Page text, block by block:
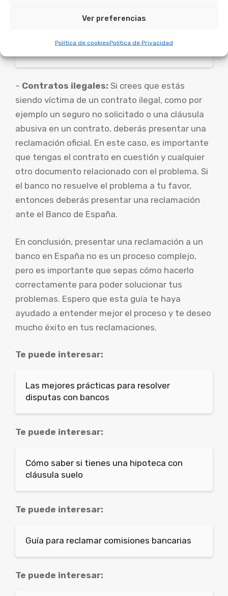
Ver preferencias
Política de cookiesPolítica de Privacidad
Te puede interesar:
– Contratos ilegales: Si crees que estás
siendo víctima de un contrato ilegal, como por
ejemplo un seguro no solicitado o una cláusula
abusiva en un contrato, deberás presentar una
reclamación oficial. En este caso, es importante
que tengas el contrato en cuestión y cualquier
otro documento relacionado con el problema. Si
el banco no resuelve el problema a tu favor,
entonces deberás presentar una reclamación
ante el Banco de España.
En conclusión, presentar una reclamación a un
banco en España no es un proceso complejo,
pero es importante que sepas cómo hacerlo
correctamente para poder solucionar tus
problemas. Espero que esta guía te haya
ayudado a entender mejor el proceso y te deseo
mucho éxito en tus reclamaciones.
Te puede interesar:
Las mejores prácticas para resolver
disputas con bancos
Te puede interesar:
Cómo saber si tienes una hipoteca con
cláusula suelo
Te puede interesar:
Guía para reclamar comisiones bancarias
Te puede interesar: